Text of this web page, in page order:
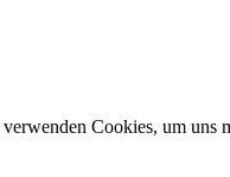
Cookies, um